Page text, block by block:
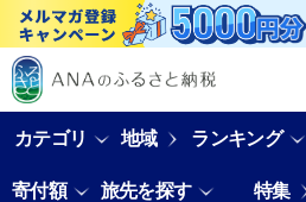
カテゴリ 地域 ランキング
寄付額 旅先を探す 特集